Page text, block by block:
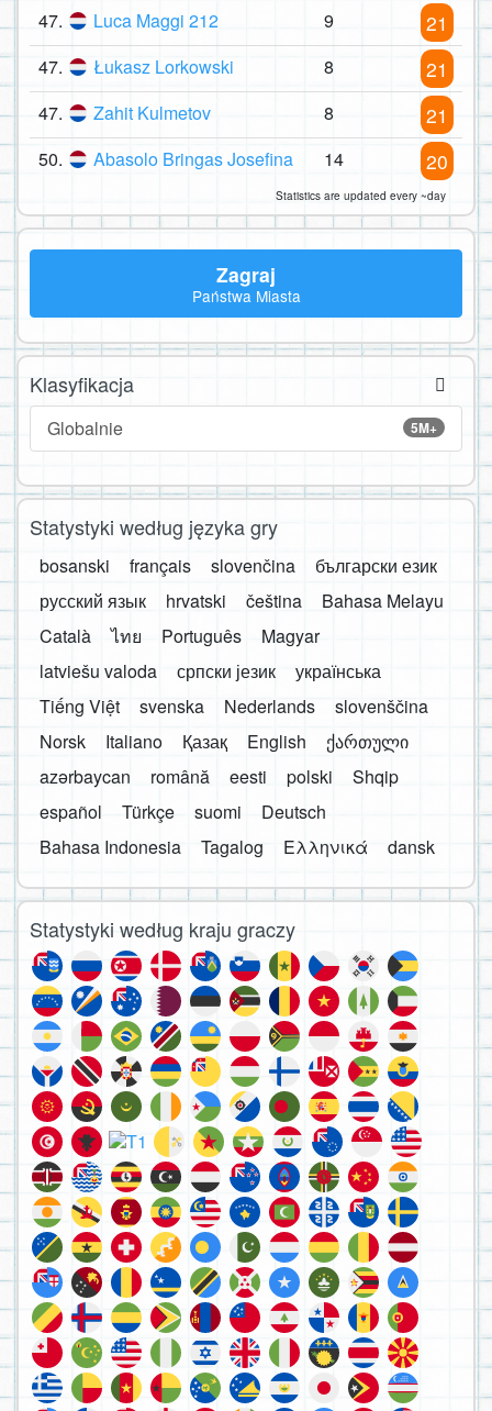
47. Luca Maggi 212 9 21
47. Łukasz Lorkowski 8 21
47. Zahit Kulmetov 8 21
50. Abasolo Bringas Josefina 14 20
Statistics are updated every ~day
Zagraj
Państwa Miasta
Klasyfikacja
5M+
Globalnie
Statystyki według języka gry
bosanski français slovenčina
български език
русский язык
hrvatski čeština
Bahasa Melayu
Català
ไทย Português
Magyar
latviešu valoda
српски језик
українська
Tiếng Việt
svenska Nederlands
slovenščina
Norsk
Italiano Қазақ English
ქართული
azərbaycan
română eesti polski
Shqip
español
Türkçe suomi
Deutsch
Bahasa Indonesia
Tagalog Ελληνικά dansk
Statystyki według kraju graczy